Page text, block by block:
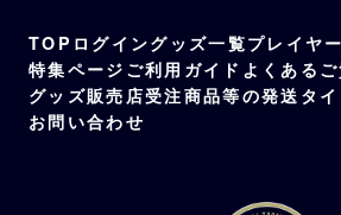
TOP ログイングッズ一覧プレイヤ
特集ページ ご利用ガイド よくある
グッズ販売店受注商品等の発送タ
お問い合わせ